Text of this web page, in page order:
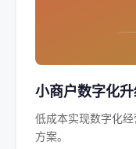
小商户数字化
低成本实现数字化
方案。